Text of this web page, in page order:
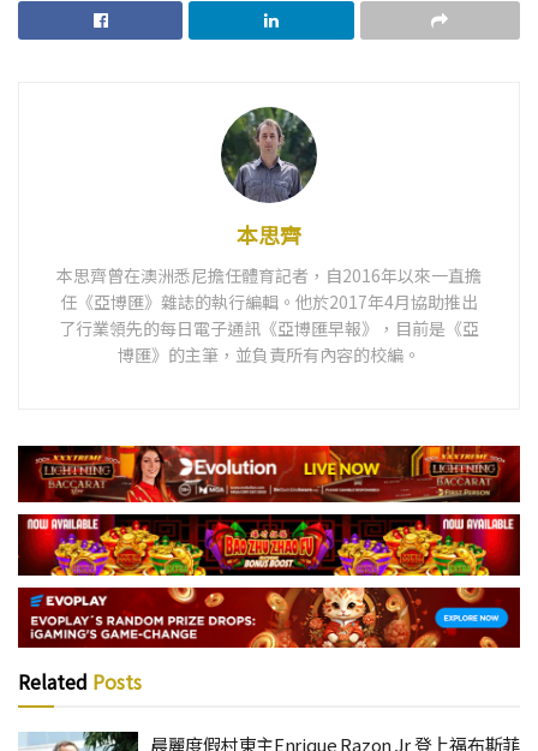
本思齊
本思齊曾在澳洲悉尼擔任體育記者，自2016年以來一直擔
任《亞博匯》雜誌的執行編輯。他於2017年4月協助推出
了行業領先的每日電子通訊《亞博匯早報》，目前是《亞
博匯》的主筆，並負責所有內容的校編。
Related Posts
晨麗度假村東主Enrique Razon Jr 登上福布斯菲